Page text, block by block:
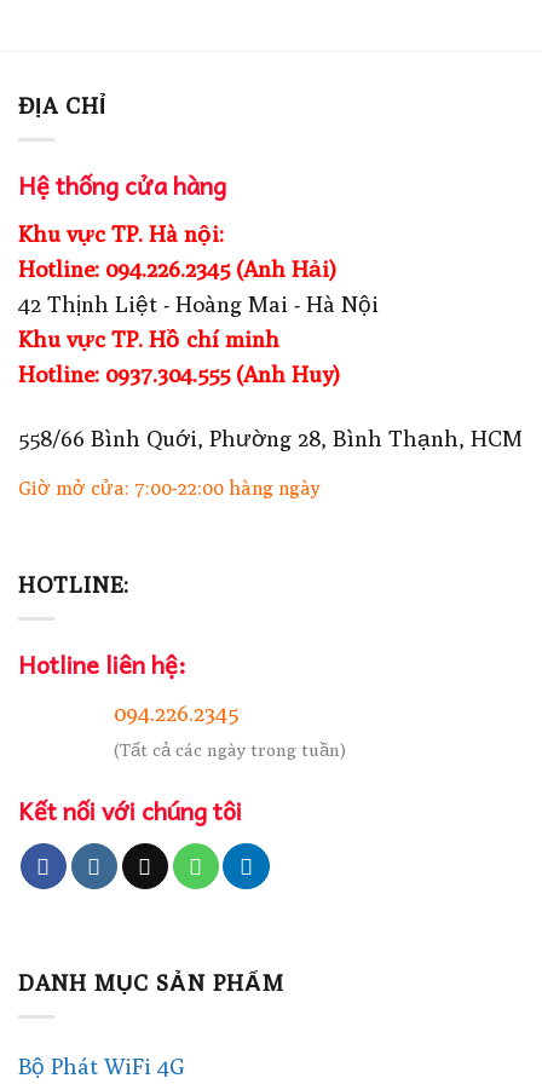
ĐỊA CHỈ
Hệ thống cửa hàng
Khu vực TP. Hà nội:
Hotline: 094.226.2345 (Anh Hải)
42 Thịnh Liệt - Hoàng Mai - Hà Nội
Khu vực TP. Hồ chí minh
Hotline: 0937.304.555 (Anh Huy)
558/66 Bình Quới, Phường 28, Bình Thạnh, HCM
Giờ mở cửa: 7:00-22:00 hàng ngày
HOTLINE:
Hotline liên hệ:
094.226.2345
(Tất cả các ngày trong tuần)
Kết nối với chúng tôi
DANH MỤC SẢN PHẨM
Bộ Phát WiFi 4G